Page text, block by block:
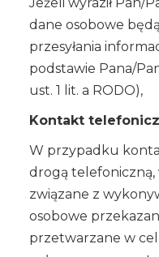
dane osobowe
przesyłania
podstawie Pana/
ust. 1 lit. a RODO),
Kontakt
W przypadku
drogą telefoniczną,
związane z
osobowe
przetwarzane w